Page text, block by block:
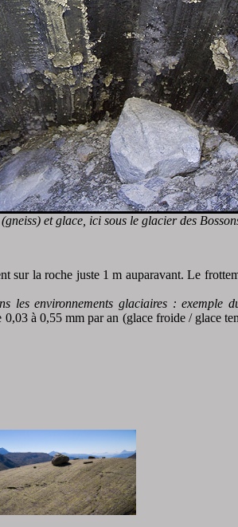
et glace, ici sous le glacier des
la roche juste 1 m auparavant. Le
les environnements glaciaires : exemple
à 0,55 mm par an (glace froide / glace